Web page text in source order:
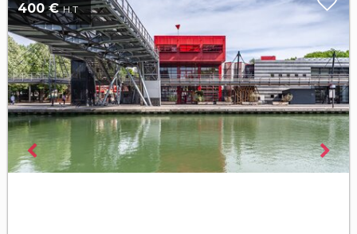
400 €H.T